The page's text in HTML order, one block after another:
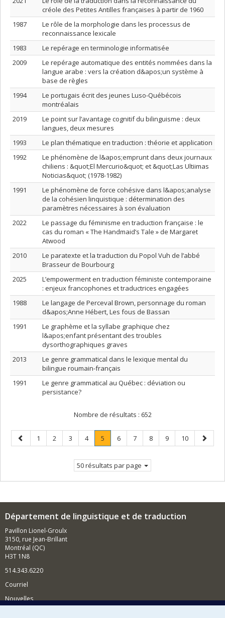
créole des Petites Antilles françaises à partir de 1960
1987
Le rôle de la morphologie dans les processus de
reconnaissance lexicale
1983
Le repérage en terminologie informatisée
2009
Le repérage automatique des entités nommées dans la
langue arabe : vers la création d&apos;un système à
base de règles
1994
Le portugais écrit des jeunes Luso-Québécois
montréalais
2019
Le point sur l’avantage cognitif du bilinguisme : deux
langues, deux mesures
1993
Le plan thématique en traduction : théorie et application
1992
Le phénomène de l&apos;emprunt dans deux journaux
chiliens : &quot;El Mercurio&quot; et &quot;Las Ultiimas
Noticias&quot; (1978-1982)
1991
Le phénomène de force cohésive dans l&apos;analyse
de la cohésien linquistique : détermination des
paramètres nécessaires à son évaluation
2022
Le passage du féminisme en traduction française : le
cas du roman « The Handmaid’s Tale » de Margaret
Atwood
2010
Le paratexte et la traduction du Popol Vuh de l’abbé
Brasseur de Bourbourg
2025
L’empowerment en traduction féministe contemporaine
: enjeux francophones et traductrices engagées
1988
Le langage de Perceval Brown, personnage du roman
d&apos;Anne Hébert, Les fous de Bassan
1991
Le graphème et la syllabe graphique chez
l&apos;enfant présentant des troubles
dysorthographiques graves
2013
Le genre grammatical dans le lexique mental du
bilingue roumain-français
1991
Le genre grammatical au Québec : déviation ou
persistance?
Nombre de résultats : 652
Page
précédente
Page
1 Page
2 Page
3 Page
4 Page
5
Page
Page
6 Page
7 Page
8 Page
9 Page
10
Page
50 résultats par page
Département de linguistique et de traduction
Pavillon Lionel-Groulx
3150, rue Jean-Brillant
Montréal (QC)
H3T 1N8
514.343.6220
Courriel
Nouvelles